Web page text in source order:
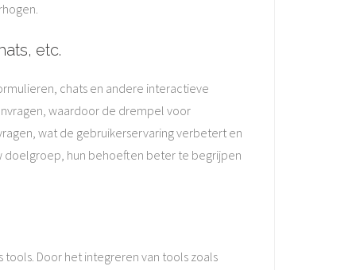
etc.
chats en andere interactieve
waardoor de drempel voor
wat de gebruikerservaring verbetert en
doelgroep, hun behoeften beter te begrijpen
Door het integreren van tools zoals